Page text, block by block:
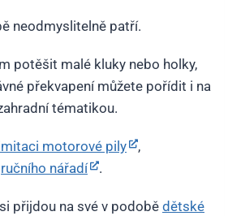
neodmyslitelně patří.
potěšit malé kluky nebo holky,
překvapení můžete pořídit i na
tématikou.
motorové pily
,
ručního nářadí .
přijdou na své v podobě dětské